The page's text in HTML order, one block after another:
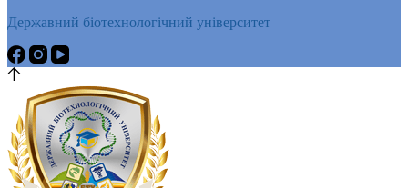
Державний біотехнологічний університет